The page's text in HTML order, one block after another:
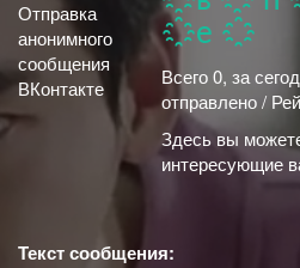
҈е ҈
Всего 0, за
отправлено /
Здесь вы
интересующие
Текст сообщения: